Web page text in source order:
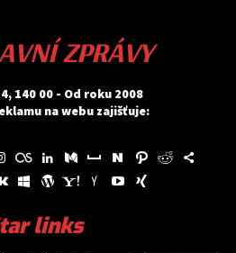
ZPRÁVY
140 00 - Od roku 2008
na webu zajišťuje:
links